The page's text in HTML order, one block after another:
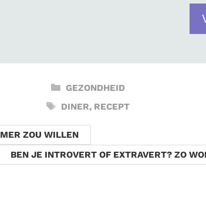
CATEGORIEËN
GEZONDHEID
TAGS
DINER, RECEPT
ZOU WILLEN
BEN JE INTROVERT OF EXTRAVERT? ZO